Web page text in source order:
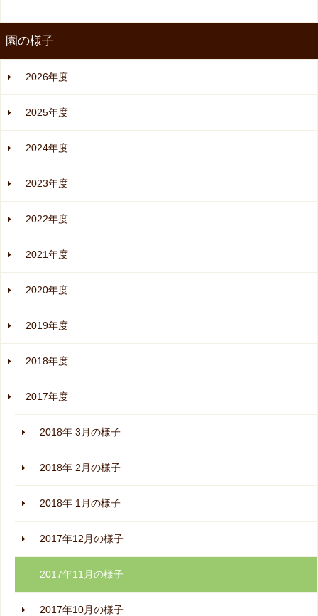
園の様子
2026年度
2025年度
2024年度
2023年度
2022年度
2021年度
2020年度
2019年度
2018年度
2017年度
2018年 3月の様子
2018年 2月の様子
2018年 1月の様子
2017年12月の様子
2017年11月の様子
2017年10月の様子